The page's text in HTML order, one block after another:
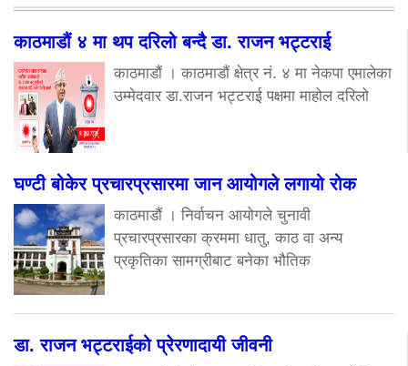
काठमाडौं ४ मा थप दरिलो बन्दै डा. राजन भट्टराई
काठमाडौं । काठमाडौं क्षेत्र नं. ४ मा नेकपा एमालेका
उम्मेदवार डा.राजन भट्टराई पक्षमा माहोल दरिलो
घण्टी बोकेर प्रचारप्रसारमा जान आयोगले लगायो रोक
काठमाडौं । निर्वाचन आयोगले चुनावी
प्रचारप्रसारका क्रममा धातु, काठ वा अन्य
प्रकृतिका सामग्रीबाट बनेका भौतिक
डा. राजन भट्टराईको प्रेरणादायी जीवनी